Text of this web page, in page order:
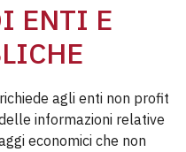
ENTI E
richiede agli enti non profit
informazioni relative
economici che non